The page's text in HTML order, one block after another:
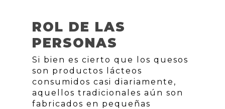
ROL DE LAS
PERSONAS
Si bien es cierto que los quesos
son productos lácteos
consumidos casi diariamente,
aquellos tradicionales aún son
fabricados en pequeñas